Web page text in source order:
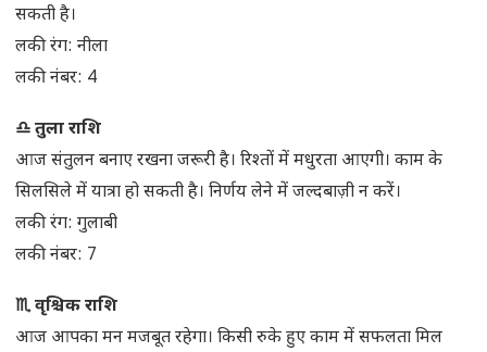
सकती है।
लकी रंग: नीला
लकी नंबर: 4
♎ तुला राशि
आज संतुलन बनाए रखना जरूरी है। रिश्तों में मधुरता आएगी। काम के
सिलसिले में यात्रा हो सकती है। निर्णय लेने में जल्दबाज़ी न करें।
लकी रंग: गुलाबी
लकी नंबर: 7
♏ वृश्चिक राशि
आज आपका मन मजबूत रहेगा। किसी रुके हुए काम में सफलता मिल